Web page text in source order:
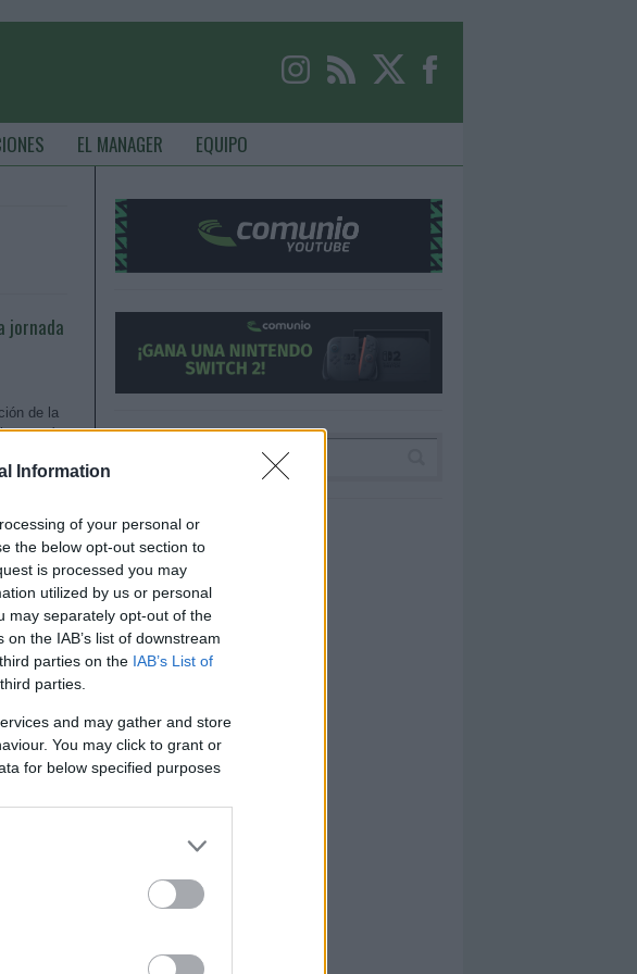
Information
of your personal or
the below opt-out section to
is processed you may
utilized by us or personal
may separately opt-out of the
the IAB’s list of downstream
parties on the IAB’s List of
parties.
and may gather and store
You may click to grant or
for below specified purposes
EL MANAGER EQUIPO
jornada
de la
cost'
la
de la
'low cost'
millón de
Leer más »
horas.
de